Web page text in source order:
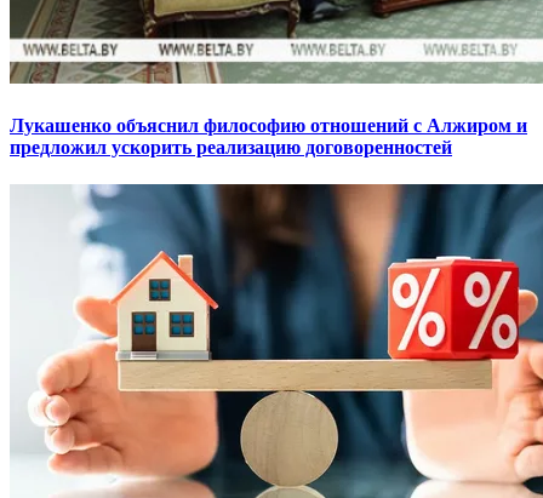
Лукашенко объяснил философию отношений с Алжиром и
предложил ускорить реализацию договоренностей